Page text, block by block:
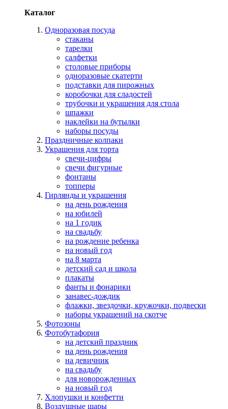
Каталог
Одноразовая посуда
стаканы
тарелки
салфетки
столовые приборы
одноразовые скатерти
подставки для пирожных
коробочки для сладостей
трубочки и украшения для стола
шпажки
наклейки на бутылки
наборы посуды
Праздничные колпаки
Украшения для торта
свечи-цифры
свечи фигурные
фонтаны
топперы
Гирлянды и украшения
на день рождения
на юбилей
на 1 годик
на свадьбу
на рождение ребенка
на новый год
на 8 марта
детский сад и школа
плакаты
фанты и фонарики
занавес-дождик
флажки, звездочки, кружочки, подвески
наборы украшений на скотче
Фотозоны
Фотобутафория
на детский праздник
на день рождения
на девичник
на свадьбу
для новорожденных
на новый год
Хлопушки и конфетти
Воздушные шары